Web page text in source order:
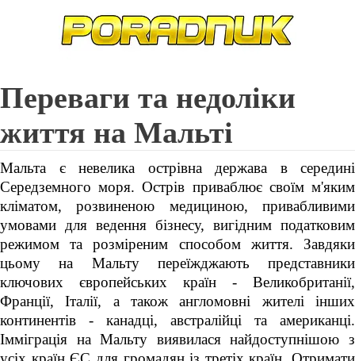
Переваги та недоліки
життя на Мальті
Мальта є невелика острівна держава в середині
Середземного моря. Острів приваблює своїм м'яким
кліматом, розвиненою медициною, привабливими
умовами для ведення бізнесу, вигідним податковим
режимом та розміреним способом життя. Завдяки
цьому на Мальту переїжджають представники
ключових європейських країн - Великобританії,
Франції, Італії, а також англомовні жителі інших
континентів - канадці, австралійці та американці.
Імміграція на Мальту виявилася найдоступнішою з